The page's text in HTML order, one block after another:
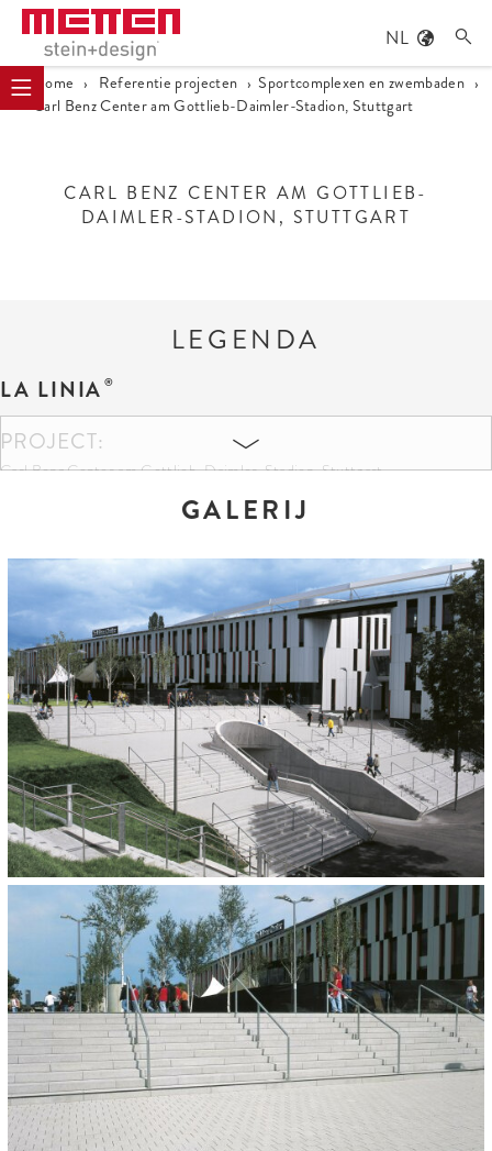
NL 
Home › Referentie projecten › Sportcomplexen en zwembaden ›
Carl Benz Center am Gottlieb-Daimler-Stadion, Stuttgart
CARL BENZ CENTER AM GOTTLIEB-
DAIMLER-STADION, STUTTGART
LEGENDA
LA LINIA
PROJECT:
Carl Benz Center am Gottlieb-Daimler-Stadion, Stuttgart
KLEUREN EN FORMATEN:
Granithell
ARCHITECT:
KBK Architekten, Stuttgart
OPDRACHTGEVER:
Stadt Stuttgart
HOEVEELHEID:
OPLEVERING:
2006
OVERIGE TOEGEPASTE PRODUCTEN:
TOCANO
GALERIJ